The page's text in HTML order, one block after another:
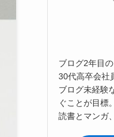
ブログ2年目
30代高卒会社
ブログ未経験
ぐことが目標。
読書とマンガ